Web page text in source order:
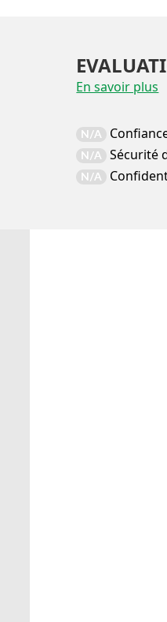
En savoir plus
N/A
N/A Sécurité
N/A